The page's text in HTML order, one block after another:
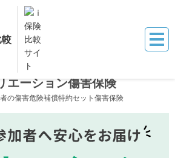
較
国内旅行保険比較 レクリエーション傷害保険
会社：損害保険ジャパン株式会社
エーション傷害保険
の傷害危険補償特約セット傷害保険